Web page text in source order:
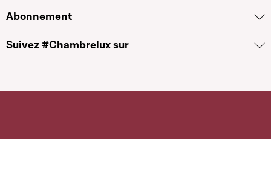
Abonnement
Suivez #Chambrelux sur